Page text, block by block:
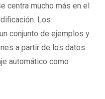
centra mucho más en el
Los
conjunto de ejemplos y
a partir de los datos.
automático como